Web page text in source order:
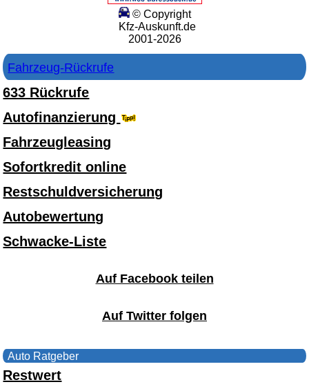
© Copyright
Kfz-Auskunft.de
2001-2026
Fahrzeug-Rückrufe
633 Rückrufe
Autofinanzierung
Fahrzeugleasing
Sofortkredit online
Restschuldversicherung
Autobewertung
Schwacke-Liste
Auf Facebook teilen
Auf Twitter folgen
Auto Ratgeber
Restwert